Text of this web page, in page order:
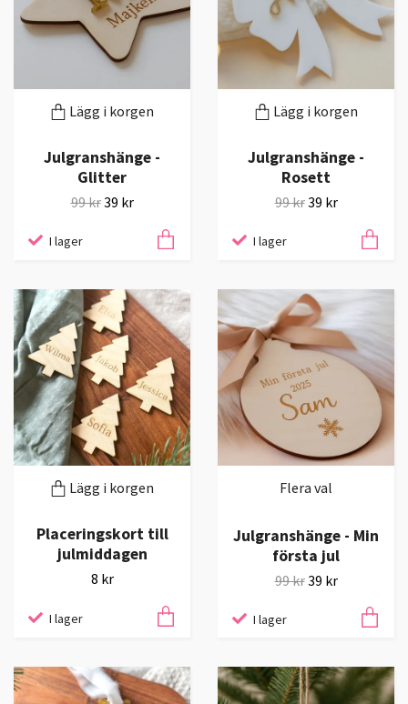
Lägg i korgen
Julgranshänge -
Glitter
99 kr39 kr
I lager
Lägg i korgen
Julgranshänge -
Rosett
99 kr39 kr
I lager
Lägg i korgen
Placeringskort till
julmiddagen
8 kr
I lager
Flera val
Julgranshänge - Min
första jul
99 kr39 kr
I lager